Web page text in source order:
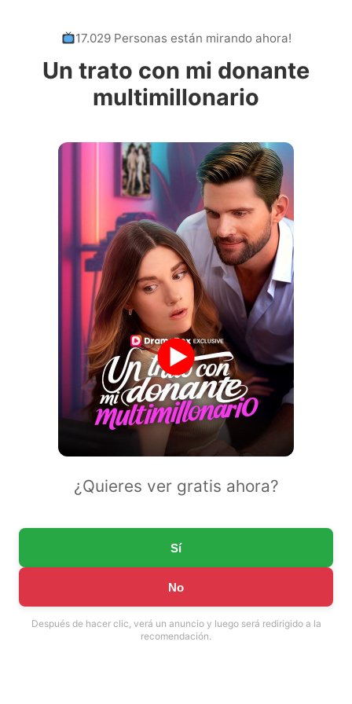
17.029 Personas están mirando ahora!
Un trato con mi donante
multimillonario
¿Quieres ver gratis ahora?
Sí
No
Después de hacer clic, verá un anuncio y luego será redirigido a la
recomendación.